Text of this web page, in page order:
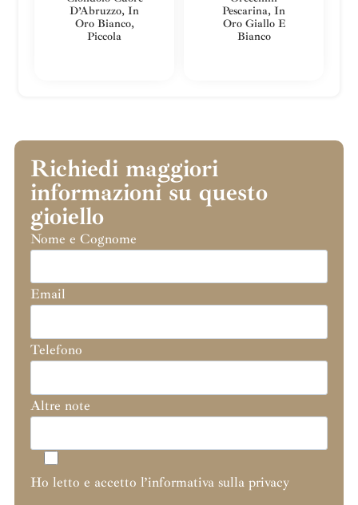
D’Abruzzo, In
Oro Bianco,
Piccola
Pescarina, In
Oro Giallo E
Bianco
Richiedi maggiori
informazioni su questo
gioiello
Nome e Cognome
Email
Telefono
Altre note
Ho letto e accetto l’informativa sulla privacy